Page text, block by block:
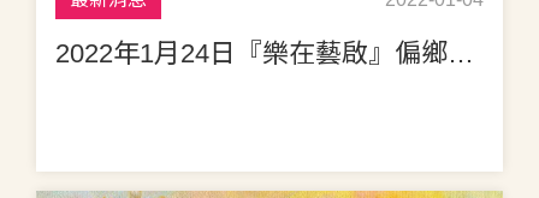
2022年1月24日『樂在藝啟』偏鄉兒童多元才藝成果音樂會